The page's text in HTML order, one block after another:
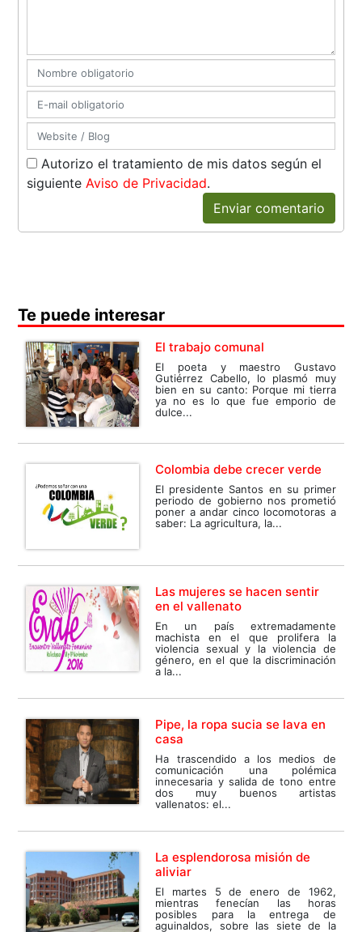
Autorizo el tratamiento de mis datos según el
siguienteAviso de Privacidad.
Enviar comentario
Te puede interesar
El trabajo comunal
El poeta y maestro Gustavo
Gutiérrez Cabello, lo plasmó muy
bien en su canto: Porque mi tierra
ya no es lo que fue emporio de
dulce...
Colombia debe crecer verde
El presidente Santos en su primer
periodo de gobierno nos prometió
poner a andar cinco locomotoras a
saber: La agricultura, la...
Las mujeres se hacen sentir
en el vallenato
En un país extremadamente
machista en el que prolifera la
violencia sexual y la violencia de
género, en el que la discriminación
a la...
Pipe, la ropa sucia se lava en
casa
Ha trascendido a los medios de
comunicación una polémica
innecesaria y salida de tono entre
dos muy buenos artistas
vallenatos: el...
La esplendorosa misión de
aliviar
El martes 5 de enero de 1962,
mientras fenecían las horas
posibles para la entrega de
aguinaldos, sobre las siete de la